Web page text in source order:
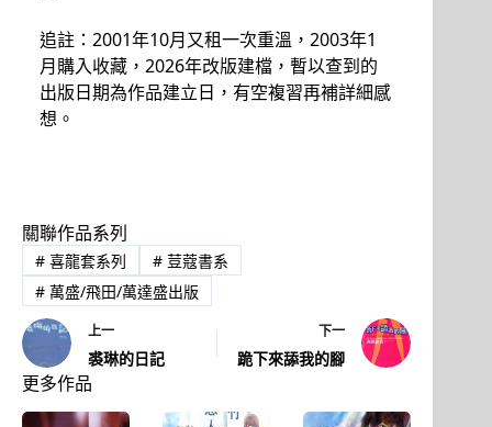
追註：2001年10月又租一次重溫，2003年1
月購入收藏，2026年改版建檔，暫以查到的
出版日期為作品建立日，有空複習再補詳細感
想。
關聯作品系列
#喜龍套系列 #荳蔻書系
#萬盛/飛田/萬達盛出版
上一
裘琳的日記
下一
跪下來舔我的腳
更多作品